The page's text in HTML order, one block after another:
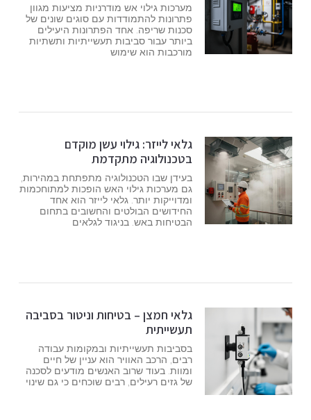
מערכות גילוי אש מודרניות מציעות מגוון
פתרונות להתמודדות עם סוגים שונים של
סכנות שריפה. אחד הפתרונות היעילים
ביותר עבור סביבות תעשייתיות ותשתיות
מורכבות הוא שימוש
גלאי לייזר: גילוי עשן מוקדם
בטכנולוגיה מתקדמת
בעידן שבו הטכנולוגיה מתפתחת במהירות,
גם מערכות גילוי האש הופכות למתוחכמות
ומדוייקות יותר. גלאי לייזר הוא אחד
החידושים הבולטים והחשובים בתחום
הבטיחות באש. בניגוד לגלאים
גלאי חמצן – בטיחות וניטור בסביבה
תעשייתית
בסביבות תעשייתיות ובמקומות עבודה
רבים, הרכב האוויר הוא עניין של חיים
ומוות. בעוד שרוב האנשים מודעים לסכנה
של גזים רעילים, רבים שוכחים כי גם שינוי